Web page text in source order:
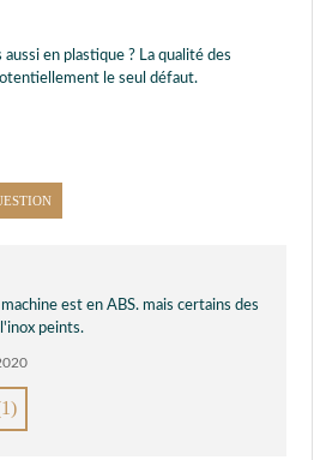
en plastique ? La qualité des
le seul défaut.
est en ABS. mais certains des
peints.